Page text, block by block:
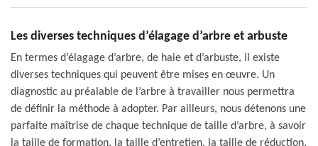
Les diverses techniques d’élagage d’arbre et arbuste
En termes d’élagage d’arbre, de haie et d’arbuste, il existe
diverses techniques qui peuvent être mises en œuvre. Un
diagnostic au préalable de l’arbre à travailler nous permettra
de définir la méthode à adopter. Par ailleurs, nous détenons une
parfaite maîtrise de chaque technique de taille d’arbre, à savoir
la taille de formation, la taille d’entretien, la taille de réduction,